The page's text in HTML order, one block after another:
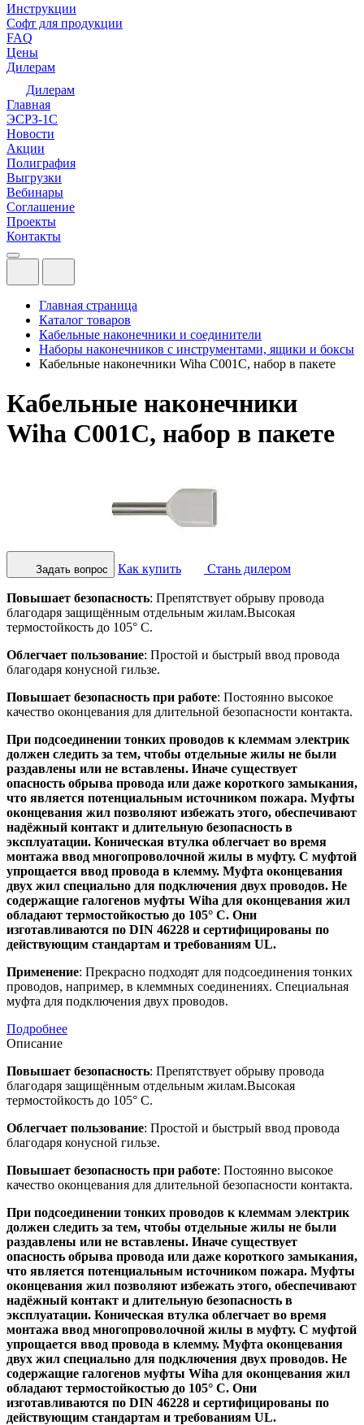
Инструкции
Софт для продукции
FAQ
Цены
Дилерам
Дилерам
Главная
ЭСРЗ-1С
Новости
Акции
Полиграфия
Выгрузки
Вебинары
Соглашение
Проекты
Контакты
Главная страница
Каталог товаров
Кабельные наконечники и соединители
Наборы наконечников с инструментами, ящики и боксы
Кабельные наконечники Wiha C001C, набор в пакете
Кабельные наконечники
Wiha C001C, набор в пакете
Задать вопрос Как купить Стань дилером
Повышает безопасность: Препятствует обрыву провода
благодаря защищённым отдельным жилам.Высокая
термостойкость до 105° C.
Облегчает пользование: Простой и быстрый ввод провода
благодаря конусной гильзе.
Повышает безопасность при работе: Постоянно высокое
качество оконцевания для длительной безопасности контакта.
При подсоединении тонких проводов к клеммам электрик
должен следить за тем, чтобы отдельные жилы не были
раздавлены или не вставлены. Иначе существует
опасность обрыва провода или даже короткого замыкания,
что является потенциальным источником пожара. Муфты
оконцевания жил позволяют избежать этого, обеспечивают
надёжный контакт и длительную безопасность в
эксплуатации. Коническая втулка облегчает во время
монтажа ввод многопроволочной жилы в муфту. С муфтой
упрощается ввод провода в клемму. Муфта оконцевания
двух жил специально для подключения двух проводов. Не
содержащие галогенов муфты Wiha для оконцевания жил
обладают термостойкостью до 105° C. Они
изготавливаются по DIN 46228 и сертифицированы по
действующим стандартам и требованиям UL.
Применение: Прекрасно подходят для подсоединения тонких
проводов, например, в клеммных соединениях. Специальная
муфта для подключения двух проводов.
Подробнее
Описание
Повышает безопасность: Препятствует обрыву провода
благодаря защищённым отдельным жилам.Высокая
термостойкость до 105° C.
Облегчает пользование: Простой и быстрый ввод провода
благодаря конусной гильзе.
Повышает безопасность при работе: Постоянно высокое
качество оконцевания для длительной безопасности контакта.
При подсоединении тонких проводов к клеммам электрик
должен следить за тем, чтобы отдельные жилы не были
раздавлены или не вставлены. Иначе существует
опасность обрыва провода или даже короткого замыкания,
что является потенциальным источником пожара. Муфты
оконцевания жил позволяют избежать этого, обеспечивают
надёжный контакт и длительную безопасность в
эксплуатации. Коническая втулка облегчает во время
монтажа ввод многопроволочной жилы в муфту. С муфтой
упрощается ввод провода в клемму. Муфта оконцевания
двух жил специально для подключения двух проводов. Не
содержащие галогенов муфты Wiha для оконцевания жил
обладают термостойкостью до 105° C. Они
изготавливаются по DIN 46228 и сертифицированы по
действующим стандартам и требованиям UL.